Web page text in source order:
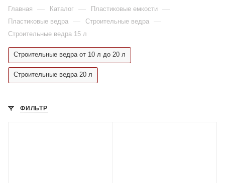
Главная — Каталог — Пластиковые емкости —
Пластиковые ведра — Строительные ведра —
Строительные ведра 15 л
Строительные ведра от 10 л до 20 л
Строительные ведра 20 л
ФИЛЬТР